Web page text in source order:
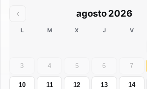
‹ agosto 2026
L M X J V
3 4 5 6 7
10 11 12 13 14